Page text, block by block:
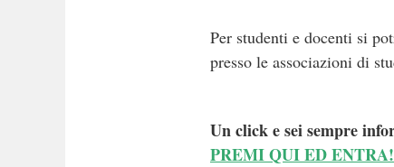
Per studenti e docenti si
presso le associazioni di
Un click e sei sempre
PREMI QUI ED ENTRA!